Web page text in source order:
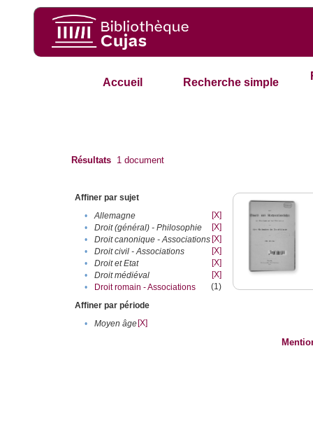
Accueil Recherche simple
Résultats 1 document
Affiner par sujet
•
Allemagne
[X]
•
Droit (général) - Philosophie
[X]
•
Droit canonique - Associations [X]
•
Droit civil - Associations
[X]
•
Droit et Etat
[X]
•
Droit médiéval
[X]
•
Droit romain - Associations
(1)
Affiner par période
•
Moyen âge[X]